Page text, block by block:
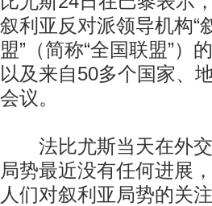
叙利亚反对派领导机构“
盟”（简称“全国联盟”）
以及来自50多个国家、
会议。
法比尤斯当天在外交
局势最近没有任何进展
人们对叙利亚局势的关